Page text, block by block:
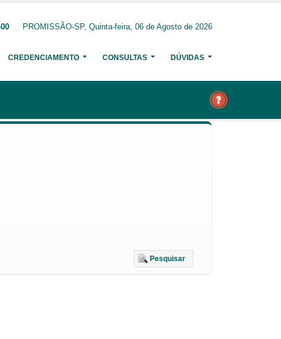
PROMISSÃO-SP, Quinta-feira, 06 de Agosto de 2026
CREDENCIAMENTO CONSULTAS DÚVIDAS
Pesquisar